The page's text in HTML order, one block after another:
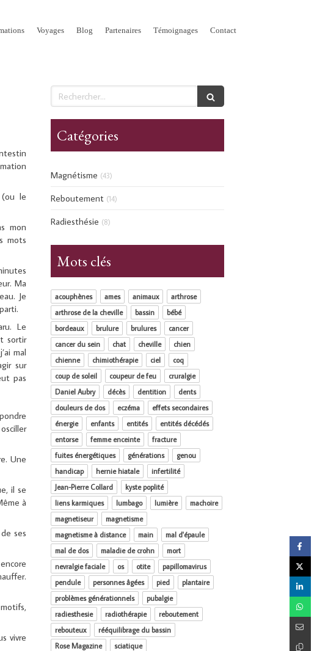
Voyages Blog Partenaires Témoignages Contact
le
mon
mots
Ma
Je
Le
sortir
mal
sur
pas
Une
il se
à
ses
vivre
Rechercher
Catégories
Magnétisme (43)
Reboutement (14)
Radiesthésie (8)
Mots clés
acouphènes ames animaux
arthrose
arthrose de la cheville
bassin
bébé
bordeaux
brulure brulures
cancer
cancer du sein
chat cheville
chien
chienne
chimiothérapie ciel
coq
coup de soleil
coupeur de feu
cruralgie
Daniel Aubry
décès dentition
dents
douleurs de dos
eczéma
effets secondaires
énergie
enfants entités
entités décédés
entorse
femme enceinte
fracture
fuites énergétiques
générations
genou
handicap
hernie hiatale
infertilité
Jean-Pierre Collard
kyste poplité
liens karmiques
lumbago lumière
machoire
magnetiseur
magnetisme
magnetisme à distance
main
mal d'épaule
mal de dos
maladie de crohn
mort
nevralgie faciale
os otite
papillomavirus
pendule
personnes âgées pied
plantaire
problèmes générationnels
pubalgie
radiesthesie
radiothérapie
reboutement
rebouteux
rééquilibrage du bassin
Rose Magazine
sciatique